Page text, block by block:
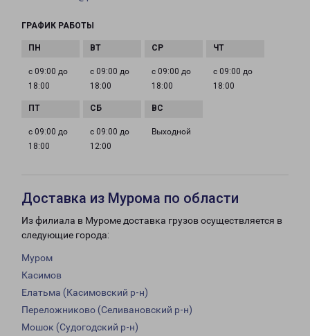
ГРАФИК РАБОТЫ
с 09:00 до
18:00
с 09:00 до
18:00
с 09:00 до
18:00
с 09:00 до
18:00
с 09:00 до
18:00
с 09:00 до
12:00
Выходной
Доставка из Мурома по области
Из филиала в Муроме доставка грузов осуществляется в
следующие города:
Муром
Касимов
Елатьма (Касимовский р-н)
Переложниково (Селивановский р-н)
Мошок (Судогодский р-н)